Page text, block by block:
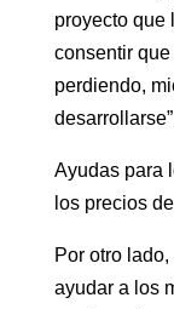
proyecto que
consentir
perdiendo,
Ayudas para
los precios
Por otro
ayudar a los